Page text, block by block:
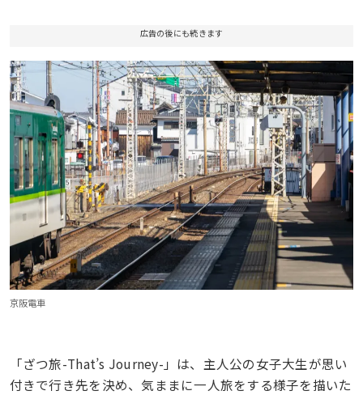
広告の後にも続きます
京阪電車
「ざつ旅-That’s Journey-」は、主人公の女子大生が思い
付きで行き先を決め、気ままに一人旅をする様子を描いた